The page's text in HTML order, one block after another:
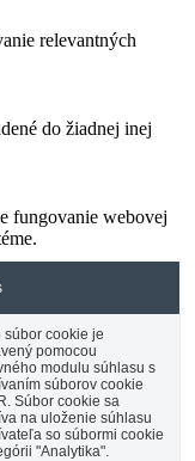
relevantných
do žiadnej inej
fungovanie webovej
súbor cookie je
pomocou
modulu súhlasu s
súborov cookie
Súbor cookie sa
na uloženie súhlasu
so súbormi cookie
"Analytika".